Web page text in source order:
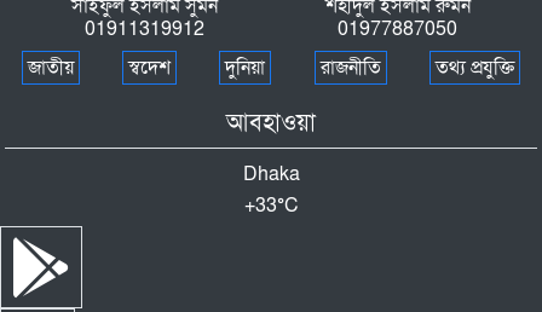
সাইফুল ইসলাম সুমন
01911319912
শহীদুল ইসলাম রুমন
01977887050
জাতীয়
স্বদেশ দুনিয়া রাজনীতি তথ্য প্রযুক্তি
আবহাওয়া
Dhaka
+33°C